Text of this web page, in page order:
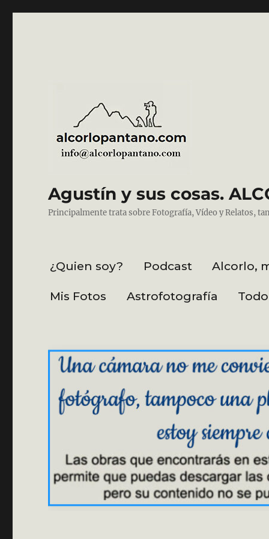
Agustín y sus cosas.
Principalmente trata sobre Fotografía, Vídeo y Relatos,
¿Quien soy? Podcast Alcorlo,
Mis Fotos Astrofotografía